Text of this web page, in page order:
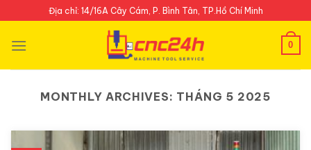
to
content
Địa chỉ: 14/16A Cây Cám, P. Bình Tân, TP.Hồ Chí Minh
0
MONTHLY ARCHIVES: THÁNG 5 2025